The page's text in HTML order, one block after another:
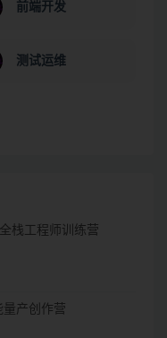
前端开发
测试运维
栈工程师训练营
产创作营